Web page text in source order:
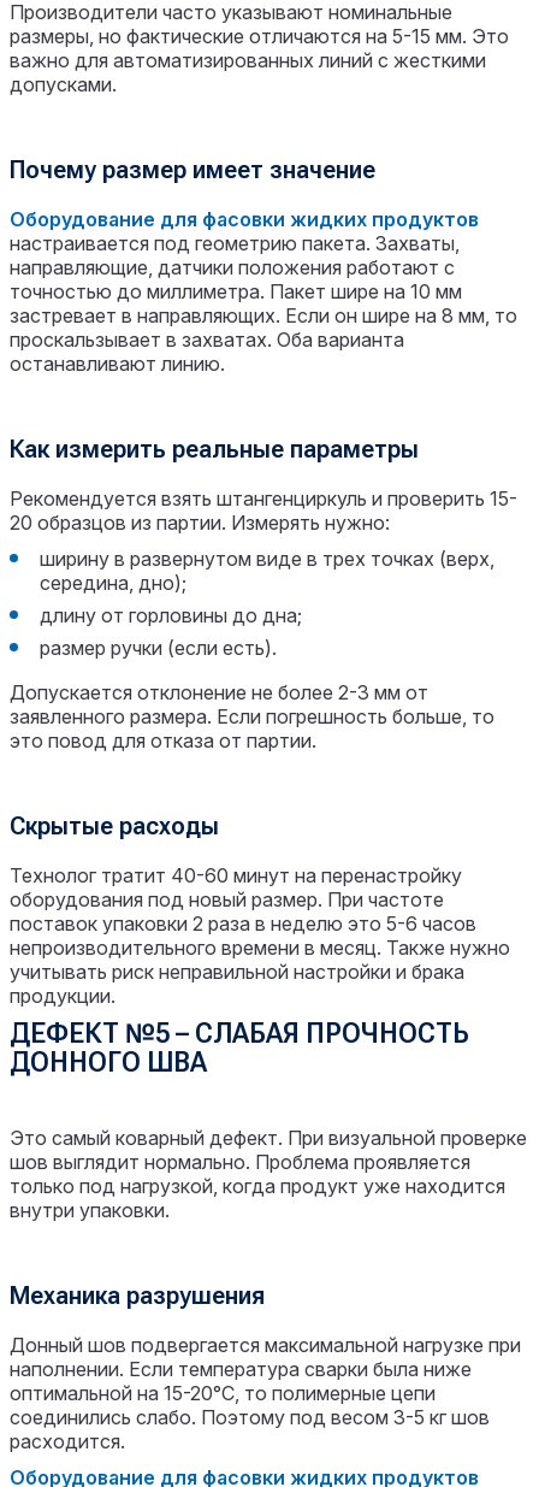
Производители часто указывают номинальные
размеры, но фактические отличаются на 5-15 мм. Это
важно для автоматизированных линий с жесткими
допусками.
Почему размер имеет значение
Оборудование для фасовки жидких продуктов
настраивается под геометрию пакета. Захваты,
направляющие, датчики положения работают с
точностью до миллиметра. Пакет шире на 10 мм
застревает в направляющих. Если он шире на 8 мм, то
проскальзывает в захватах. Оба варианта
останавливают линию.
Как измерить реальные параметры
Рекомендуется взять штангенциркуль и проверить 15-
20 образцов из партии. Измерять нужно:
ширину в развернутом виде в трех точках (верх,
середина, дно);
длину от горловины до дна;
размер ручки (если есть).
Допускается отклонение не более 2-3 мм от
заявленного размера. Если погрешность больше, то
это повод для отказа от партии.
Скрытые расходы
Технолог тратит 40-60 минут на перенастройку
оборудования под новый размер. При частоте
поставок упаковки 2 раза в неделю это 5-6 часов
непроизводительного времени в месяц. Также нужно
учитывать риск неправильной настройки и брака
продукции.
ДЕФЕКТ №5 – СЛАБАЯ ПРОЧНОСТЬ
ДОННОГО ШВА
Это самый коварный дефект. При визуальной проверке
шов выглядит нормально. Проблема проявляется
только под нагрузкой, когда продукт уже находится
внутри упаковки.
Механика разрушения
Донный шов подвергается максимальной нагрузке при
наполнении. Если температура сварки была ниже
оптимальной на 15-20°C, то полимерные цепи
соединились слабо. Поэтому под весом 3-5 кг шов
расходится.
Оборудование для фасовки жидких продуктов